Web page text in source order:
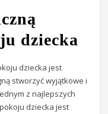
dziecka
dziecka jest
stworzyć wyjątkowe i
z najlepszych
dziecka jest